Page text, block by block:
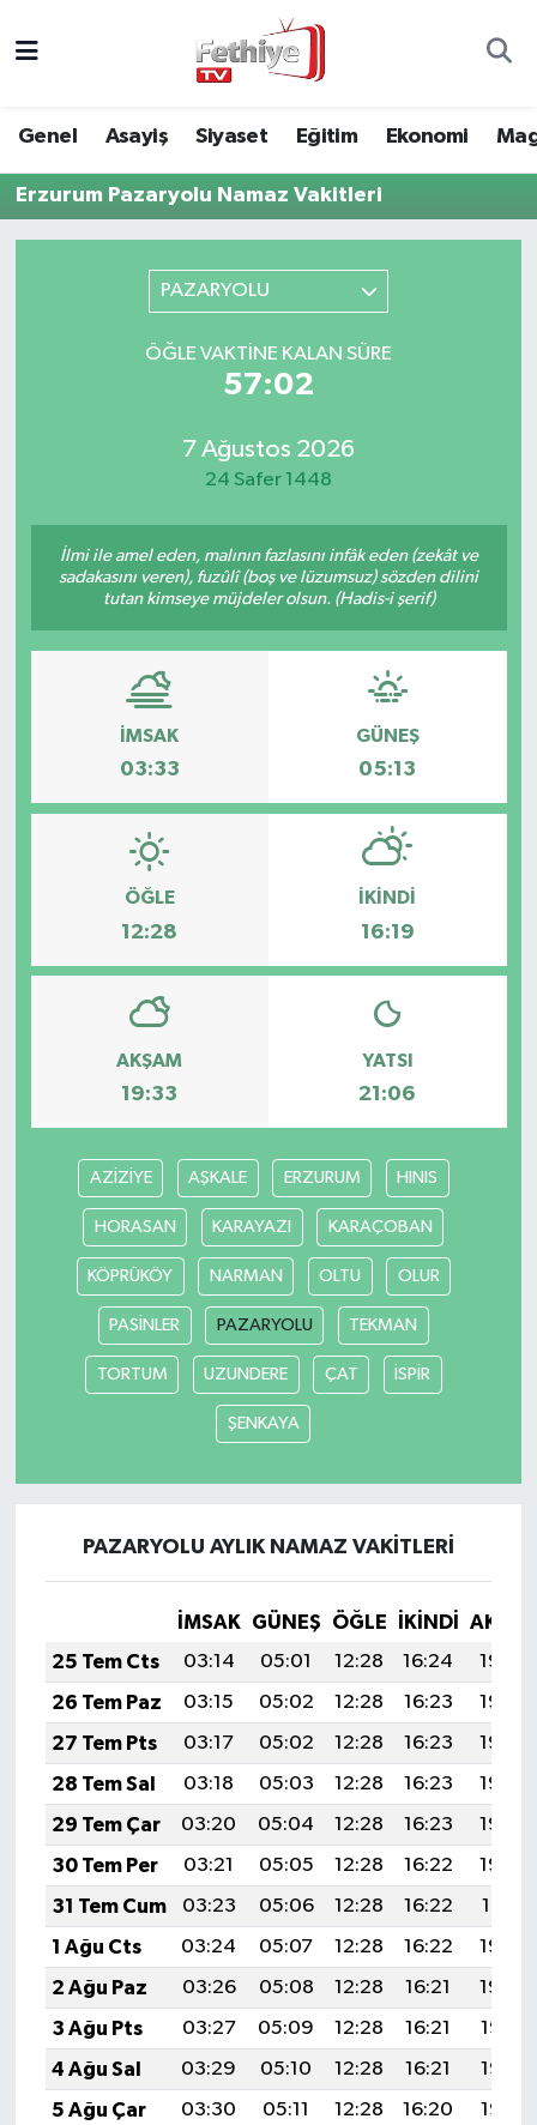
Genel Asayiş Siyaset Eğitim Ekonomi
Erzurum Pazaryolu Namaz Vakitleri
PAZARYOLU
ÖĞLE VAKTINE KALAN SÜRE
57:02
7 Ağustos 2026
24 Safer 1448
İlmi ile amel eden, malının fazlasını infâk eden (zekât ve
sadakasını veren), fuzûlî (boş ve lüzumsuz) sözden dilini
tutan kimseye müjdeler olsun. (Hadis-i şerif)
İMSAK
03:33
GÜNEŞ
05:13
ÖĞLE
12:28
İKINDI
16:19
AKŞAM
19:33
YATSI
21:06
AZİZİYE AŞKALE ERZURUM HINIS
HORASAN KARAYAZI KARAÇOBAN
KÖPRÜKÖY NARMAN OLTU OLUR
PASİNLER PAZARYOLU TEKMAN
TORTUM UZUNDERE ÇAT İSPİR
ŞENKAYA
PAZARYOLU AYLIK NAMAZ VAKITLERI
İMSAK GÜNEŞ ÖĞLE İKINDI
25 Tem Cts
03:14 05:01 12:28 16:24
19:46
26 Tem Paz
03:15 05:02 12:28 16:23
19:45
27 Tem Pts
03:17 05:02 12:28 16:23
19:45
28 Tem Sal
03:18 05:03 12:28 16:23
19:44
29 Tem Çar
03:20 05:04 12:28 16:23
19:43
30 Tem Per
03:21 05:05 12:28 16:22
19:42
31 Tem Cum
03:23 05:06 12:28 16:22
19:41
1 Ağu Cts
03:24 05:07 12:28 16:22
19:40
2 Ağu Paz
03:26 05:08 12:28 16:21
19:39
3 Ağu Pts
03:27 05:09 12:28 16:21
19:37
4 Ağu Sal
03:29 05:10 12:28 16:21
19:36
5 Ağu Çar
03:30 05:11 12:28 16:20
19:35
Turizm
Muğla Hava Durumu
Muğla Trafik Yoğunluk Haritası
Son Dakika Haberleri